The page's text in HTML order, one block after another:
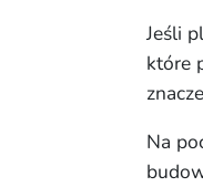
Jeśli
które
Na